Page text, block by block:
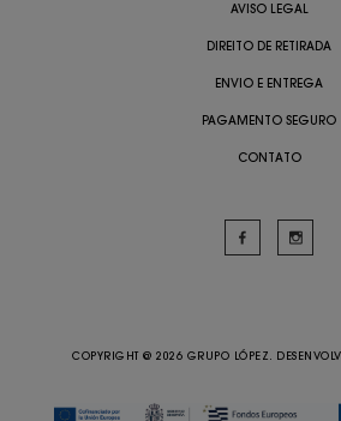
AVISO LEGAL
DIREITO DE RETIRADA
ENVIO E ENTREGA
PAGAMENTO SEGURO
CONTATO
COPYRIGHT @ 2026 GRUPO LÓPEZ.